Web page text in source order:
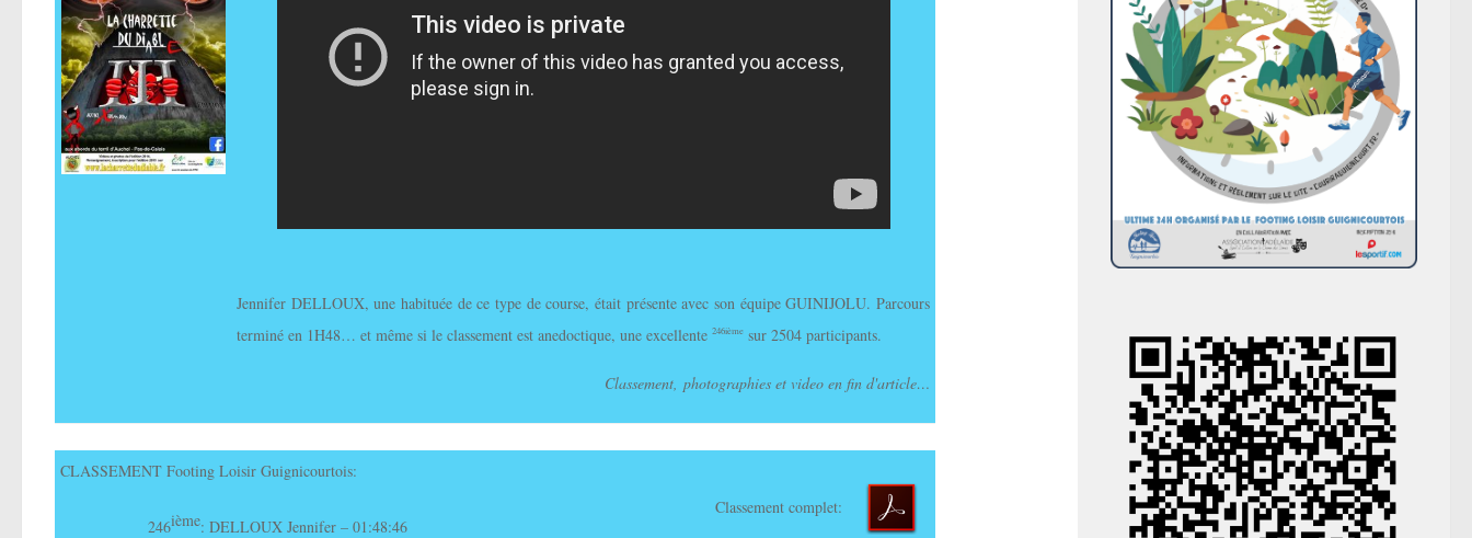
Jennifer DELLOUX, une habituée de ce type de course, était présente avec son équipe GUINIJOLU. Parcours
terminé en 1H48… et même si le classement est anedoctique, une excellente 246ième sur 2504 participants.
Classement, photographies et video en fin d'article…
CLASSEMENT Footing Loisir Guignicourtois:
246ième: DELLOUX Jennifer – 01:48:46
Classement complet: